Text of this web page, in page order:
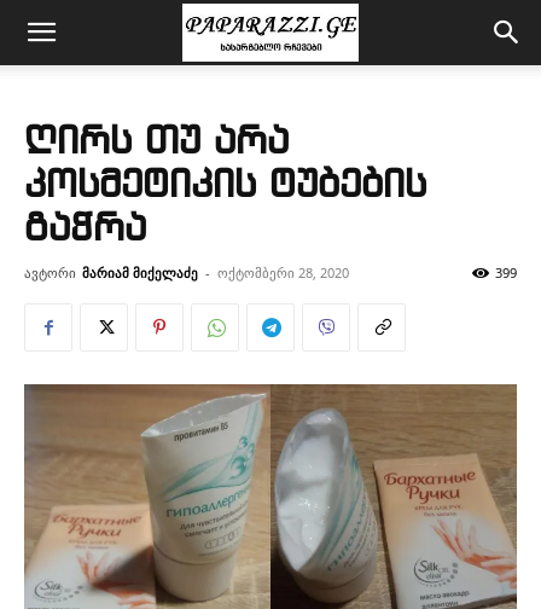
ღირს თუ არა
კოსმეტიკის ტუბების
გაჭრა
ავტორი მარიამ მიქელაძე - ოქტომბერი 28, 2020 399